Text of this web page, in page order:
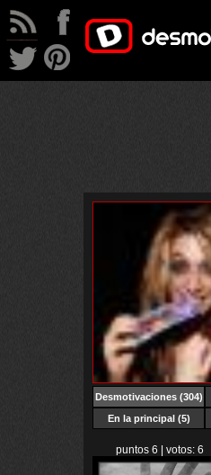
Desmotivaciones(304)
En la principal (5)
puntos 6 | votos: 6